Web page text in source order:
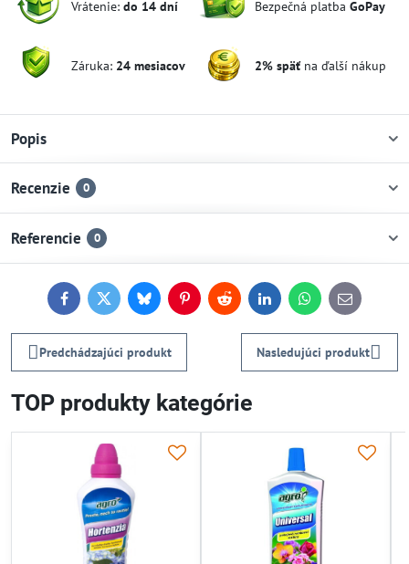
Vrátenie: do 14 dní Bezpečná platba GoPay
Záruka: 24 mesiacov 2% späťna ďalší nákup
Popis
Recenzie 0
Referencie 0
FacebookTwitterBlueskyPinterestReddit LinkedInWhatsApp
E-
mail
Predchádzajúci produkt Nasledujúci produkt
TOP produkty kategórie